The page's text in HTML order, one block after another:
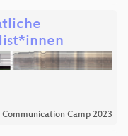
Communication Camp 2023